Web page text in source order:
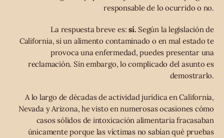
responsable de lo ocurrido o no.
La respuesta breve es:sí. Según la legislación de
California, si un alimento contaminado o en mal estado te
provoca una enfermedad, puedes presentar una
reclamación. Sin embargo, lo complicado del asunto es
demostrarlo.
A lo largo de décadas de actividad jurídica en California,
Nevada y Arizona, he visto en numerosas ocasiones cómo
casos sólidos de intoxicación alimentaria fracasaban
únicamente porque las víctimas no sabían qué pruebas